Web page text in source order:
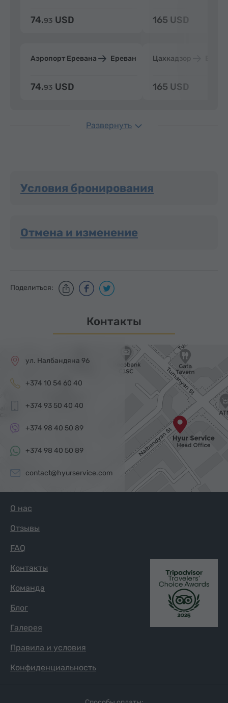
74.93 USD
Аэропорт Еревана Ереван
74.93 USD
165 USD
Цахкадзор
165 USD
Развернуть
Условия бронирования
Отмена и изменение
Поделиться:
Контакты
ул. Налбандяна 96
+374 10 54 60 40
+374 93 50 40 40
+374 98 40 50 89
+374 98 40 50 89
contact@hyurservice.com
О нас
Отзывы
FAQ
Контакты
Команда
Блог
Галерея
Правила и условия
Конфиденциальность